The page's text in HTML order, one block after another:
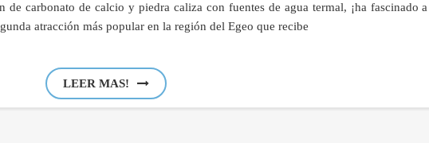
de carbonato de calcio y piedra caliza con fuentes de agua termal, ¡ha fascinado a
atracción más popular en la región del Egeo que recibe
LEER MAS!